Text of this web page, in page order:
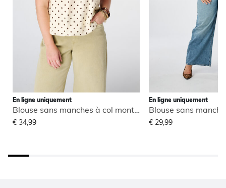
En ligne uniquement
Blouse sans manches à col montant
€ 34,99
En ligne uniquement
€ 29,99